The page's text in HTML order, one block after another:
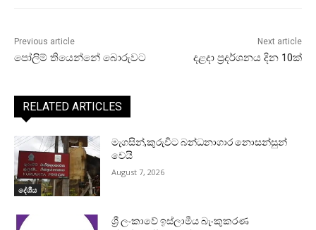
Previous article
පෝලිම් තියෙන්නේ බොරුවට
Next article
දළදා ප්‍රදර්ශනය දින 10ක්
RELATED ARTICLES
දේශීය
මැගසින්,කුරුවිට බන්ධනාගාර නොසන්සුන්
වෙයි
August 7, 2026
ශ්‍රී ලංකාවේ ඉස්ලාමීය බැංකුකරණ